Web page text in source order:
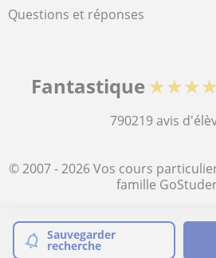
Sauvegarder
recherche
Questions et réponses
Fantastique
790219avis
© 2007 - 2026 Vos cours
famille
Plan du site:Cours